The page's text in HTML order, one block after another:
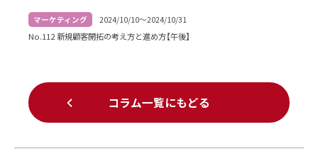
マーケティング 2024/10/10～2024/10/31
No.112 新規顧客開拓の考え方と進め方【午後】
コラム一覧にもどる